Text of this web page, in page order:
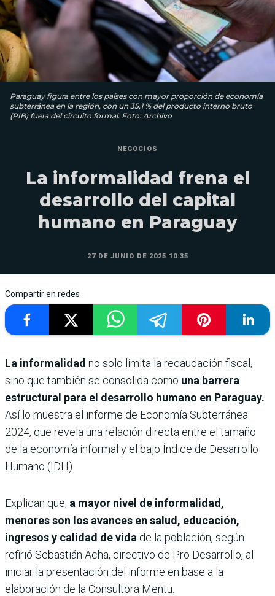
Paraguay figura entre los países con mayor proporción de economía
subterránea en la región, con un 35,1 % del producto interno bruto
(PIB) fuera del circuito formal. Foto: Archivo
NEGOCIOS
La informalidad frena el
desarrollo del capital
humano en Paraguay
27 DE JUNIO DE 2025 10:35
Compartir en redes
La informalidad no solo limita la recaudación fiscal,
sino que también se consolida como una barrera
estructural para el desarrollo humano en Paraguay.
Así lo muestra el informe de Economía Subterránea
2024, que revela una relación directa entre el tamaño
de la economía informal y el bajo Índice de Desarrollo
Humano (IDH).
Explican que, a mayor nivel de informalidad,
menores son los avances en salud, educación,
ingresos y calidad de vida de la población, según
refirió Sebastián Acha, directivo de Pro Desarrollo, al
iniciar la presentación del informe en base a la
elaboración de la Consultora Mentu.